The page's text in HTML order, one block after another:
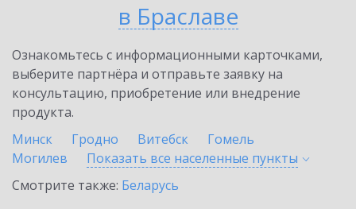
в Браславе
Ознакомьтесь с информационными карточками,
выберите партнёра и отправьте заявку на
консультацию, приобретение или внедрение
продукта.
Минск
Гродно Витебск
Гомель
Могилев
Показать все населенные пункты
Смотрите также: Беларусь